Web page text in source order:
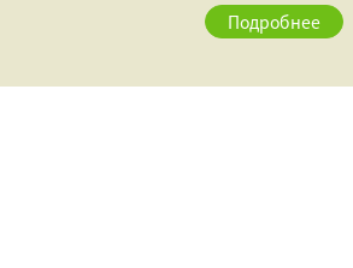
Подробнее